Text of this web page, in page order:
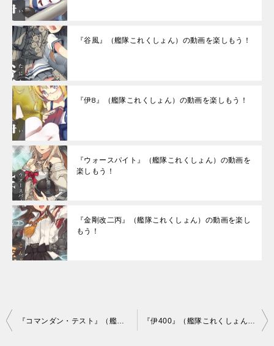
『谷風』（艦隊これくしょん）の動画を楽しもう！
『伊8』（艦隊これくしょん）の動画を楽しもう！
『ウォースパイト』（艦隊これくしょん）の動画を
楽しもう！
『金剛改二丙』（艦隊これくしょん）の動画を楽し
もう！
投